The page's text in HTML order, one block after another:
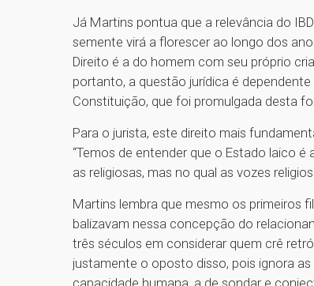
Já Martins pontua que a relevância do
semente virá a florescer ao longo dos
Direito é a do homem com seu próprio
portanto, a questão jurídica é
Constituição, que foi promulgada desta
Para o jurista, este direito mais
“Temos de entender que o Estado laico
as religiosas, mas no qual as vozes
Martins lembra que mesmo os primeiros
balizavam nessa concepção do
três séculos em considerar quem crê
justamente o oposto disso, pois ignora